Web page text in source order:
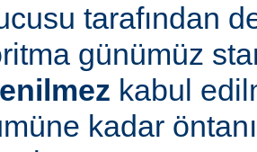
tarafından
günümüz
kabul
kadar